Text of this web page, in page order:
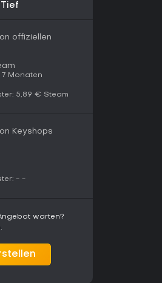
ohne
Tief
offiziellen
Monaten
5,89 € Steam
Keyshops
- -
warten?